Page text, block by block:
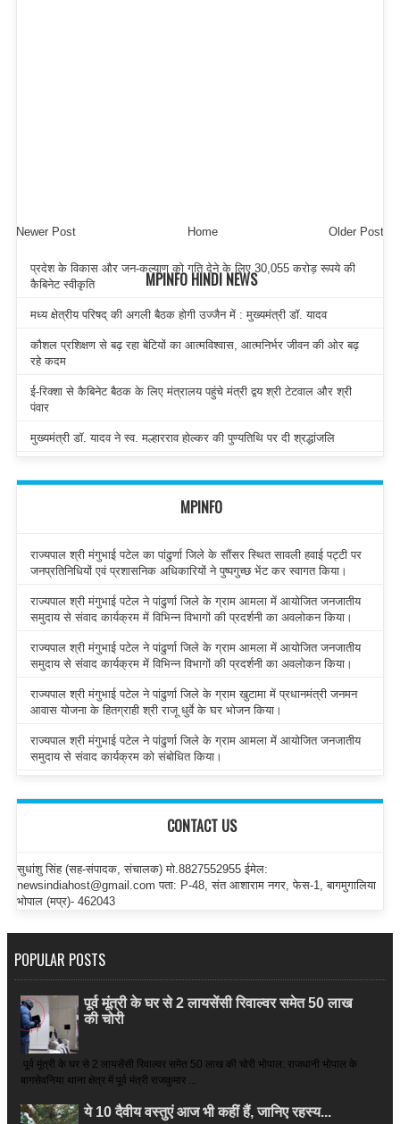
Newer Post Older Post
Home
MPINFO HINDI NEWS
प्रदेश के विकास और जन-कल्याण को गति देने के लिए 30,055 करोड़ रूपये की
कैबिनेट स्वीकृति
मध्य क्षेत्रीय परिषद् की अगली बैठक होगी उज्जैन में : मुख्यमंत्री डॉ. यादव
कौशल प्रशिक्षण से बढ़ रहा बेटियों का आत्मविश्वास, आत्मनिर्भर जीवन की ओर बढ़
रहे कदम
ई-रिक्शा से कैबिनेट बैठक के लिए मंत्रालय पहुंचे मंत्री द्वय श्री टेटवाल और श्री
पंवार
मुख्यमंत्री डॉ. यादव ने स्व. मल्हारराव होल्कर की पुण्यतिथि पर दी श्रद्धांजलि
MPINFO
राज्यपाल श्री मंगुभाई पटेल का पांढुर्णा जिले के सौंसर स्थित सावली हवाई पट्टी पर
जनप्रतिनिधियों एवं प्रशासनिक अधिकारियों ने पुष्पगुच्छ भेंट कर स्वागत किया।
राज्यपाल श्री मंगुभाई पटेल ने पांढुर्णा जिले के ग्राम आमला में आयोजित जनजातीय
समुदाय से संवाद कार्यक्रम में विभिन्न विभागों की प्रदर्शनी का अवलोकन किया।
राज्यपाल श्री मंगुभाई पटेल ने पांढुर्णा जिले के ग्राम आमला में आयोजित जनजातीय
समुदाय से संवाद कार्यक्रम में विभिन्न विभागों की प्रदर्शनी का अवलोकन किया।
राज्यपाल श्री मंगुभाई पटेल ने पांढुर्णा जिले के ग्राम खुटामा में प्रधानमंत्री जनमन
आवास योजना के हितग्राही श्री राजू धुर्वे के घर भोजन किया।
राज्यपाल श्री मंगुभाई पटेल ने पांढुर्णा जिले के ग्राम आमला में आयोजित जनजातीय
समुदाय से संवाद कार्यक्रम को संबोधित किया।
CONTACT US
सुधांशु सिंह (सह-संपादक, संचालक) मो.8827552955 ईमेल:
newsindiahost@gmail.com पता: P-48, संत आशाराम नगर, फेस-1, बागमुगालिया
भोपाल (मप्र)- 462043
POPULAR POSTS
पूर्व मूंत्री के घर से 2 लायसेंसी रिवाल्वर समेत 50 लाख
की चोरी
पूर्व मूंत्री के घर से 2 लायसेंसी रिवाल्वर समेत 50 लाख की चोरी भोपाल: राजधानी भोपाल के
बागसेवनिया थाना क्षेत्र में पूर्व मंत्री राजकुमार ...
ये 10 दैवीय वस्तुएं आज भी कहीं हैं, जानिए रहस्य...